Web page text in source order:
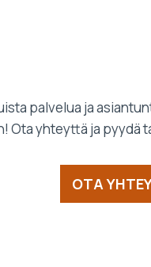
palvelua ja
Ota yhteyttä ja
OTA